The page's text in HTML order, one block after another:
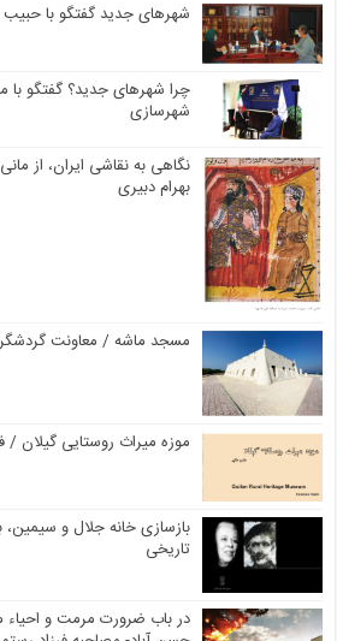
شهرهای جدید گفتگو با حبیب
چرا شهرهای جدید؟ گفتگو با
شهرسازی
نگاهی به نقاشی ایران، از
بهرام دبیری
مسجد ماشه / معاونت
موزه میراث روستایی گیلان /
بازسازی خانه جلال و
تاریخی
در باب ضرورت مرمت و احیاء